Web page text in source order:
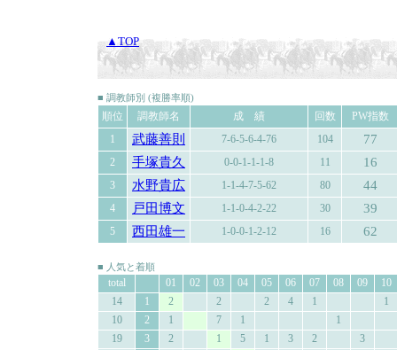
▲TOP
■ 調教師別 (複勝率順)
順位 調教師名 成 績 回数
PW指数
1
武藤善則 7-6-5-6-4-76 104 77
2 手塚貴久 0-0-1-1-1-8 11 16
3 水野貴広 1-1-4-7-5-62 80 44
4 戸田博文 1-1-0-4-2-22 30 39
5 西田雄一 1-0-0-1-2-12 16 62
■ 人気と着順
total 01 02 03 04 05 06 07 08 09
10
14
1 2 2 2 4 1
1
10
2 1 7 1
1
19
3 2 1 5 1 3 2
3